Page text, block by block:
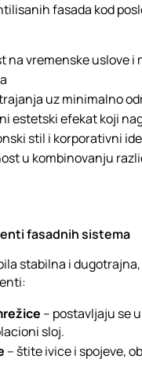
fasada kod
na vremenske uslove i
uz minimalno
estetski efekat koji
stil i korporativni
u kombinovanju
fasadnih sistema
stabilna i
– postavljaju se
sloj.
– štite ivice i spojeve,